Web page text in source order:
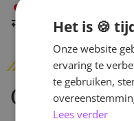
Indien op voorraad
Het is 🍪
Onze website
ervaring te
te gebruiken,
Lees verder